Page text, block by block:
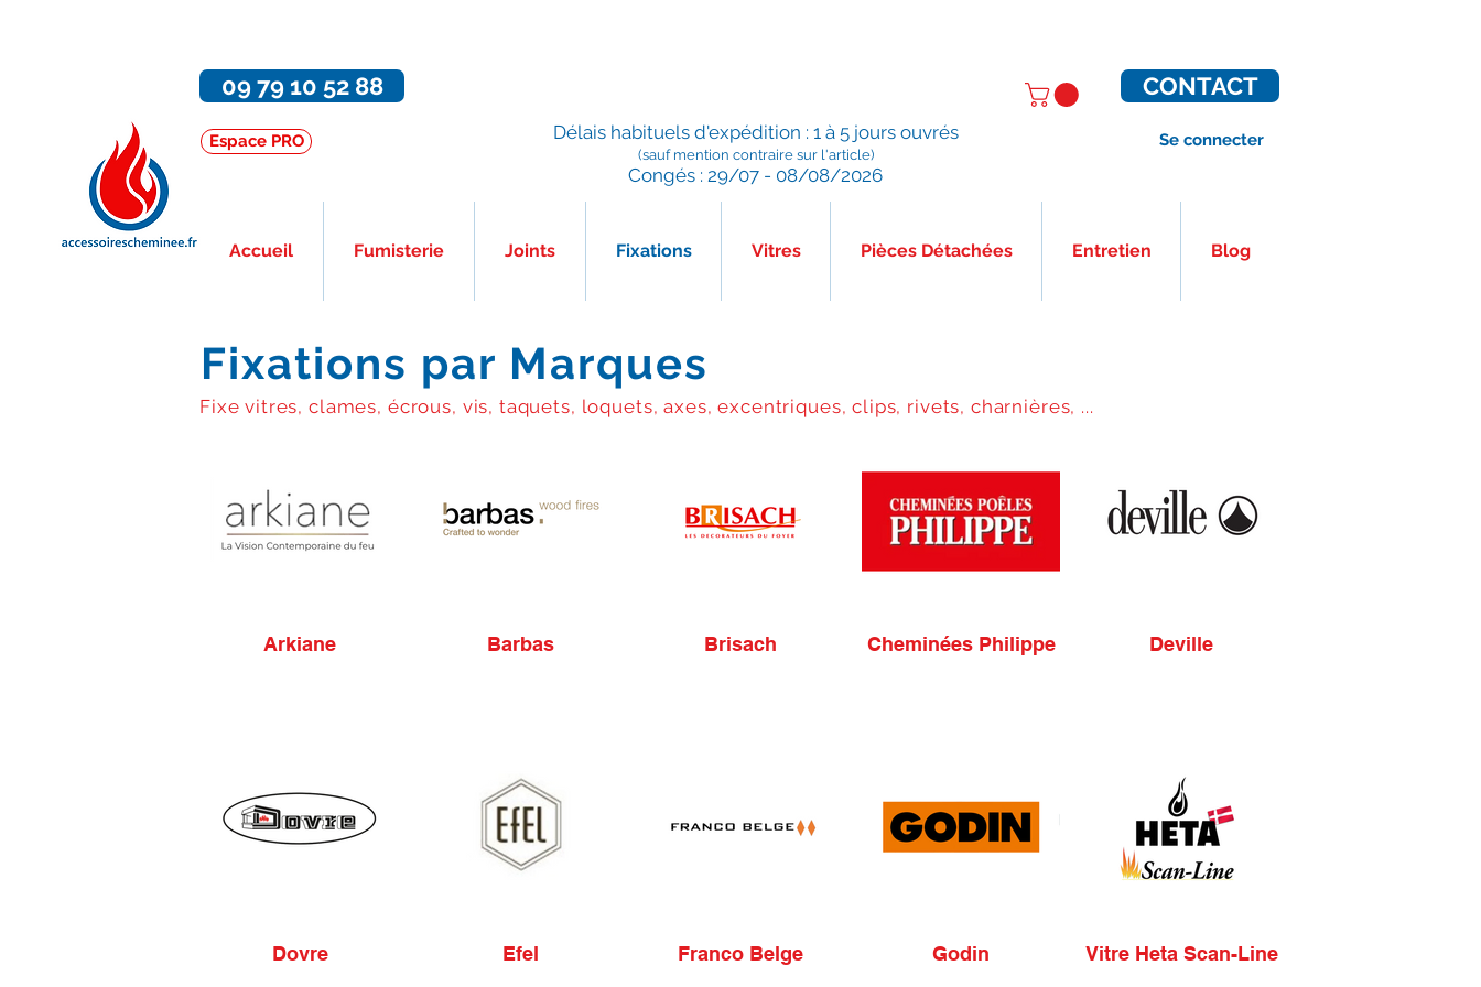
09 79 10 52 88 CONTACT
Se connecter
Accueil Fumisterie Joints Fixations Vitres Pièces Détachées Entretien Blog
Espace PRO Délais habituels d'expédition : 1 à 5 jours ouvrés
(sauf mention contraire sur l'article)
Congés : 29/07 - 08/08/2026
Fixations par Marques
Fixe vitres, clames, écrous, vis, taquets, loquets, axes, excentriques, clips, rivets, charnières, ...
Arkiane Barbas Brisach Cheminées Philippe Deville
Dovre Efel Franco Belge Godin Vitre Heta Scan-Line